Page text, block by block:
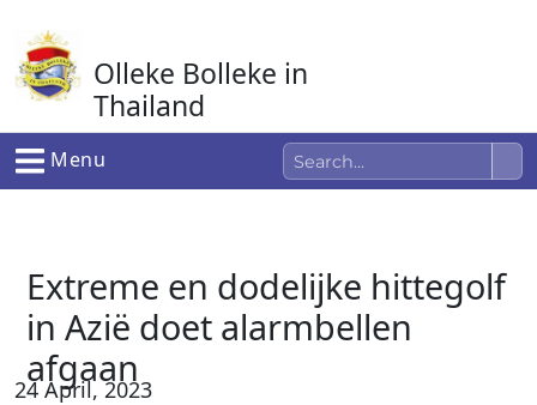
naar
de
inhoud
Olleke Bolleke in
Thailand
In Thailand
Menu
Extreme en dodelijke hittegolf
in Azië doet alarmbellen
afgaan
24 April, 2023